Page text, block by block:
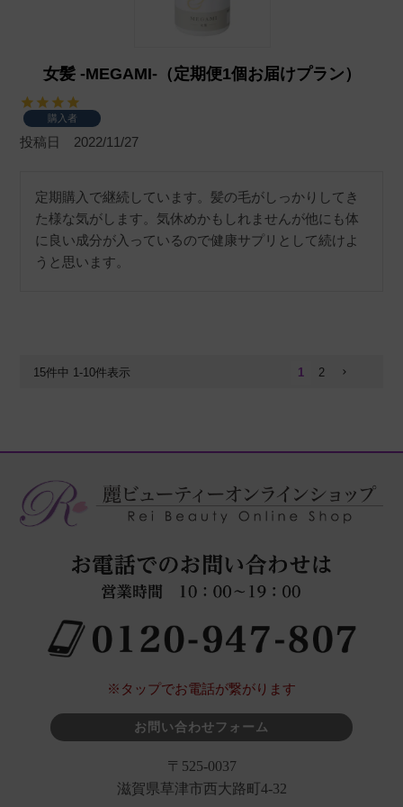
女髪 -MEGAMI-（定期便1個お届けプラン）
購入者
投稿日 2022/11/27
定期購入で継続しています。髪の毛がしっかりしてき
た様な気がします。気休めかもしれませんが他にも体
に良い成分が入っているので健康サプリとして続けよ
うと思います。
15件中 1-10件表示 1 2
※タップでお電話が繋がります
お問い合わせフォーム
〒525-0037
滋賀県草津市西大路町4-32